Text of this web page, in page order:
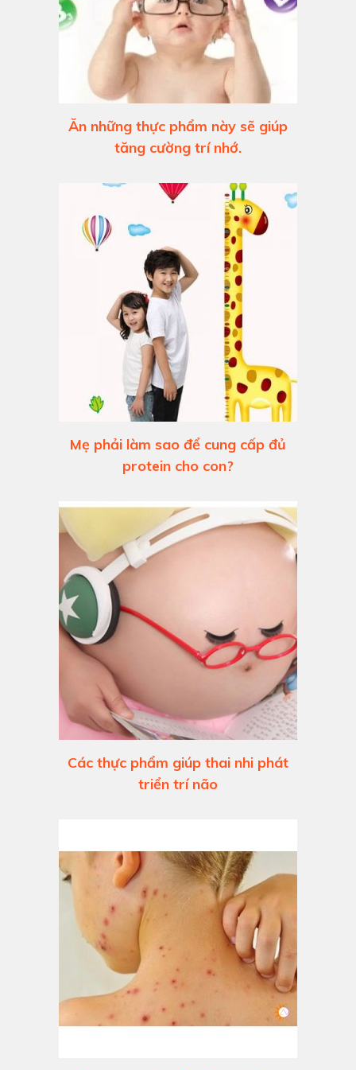
Ăn những thực phẩm này sẽ giúp
tăng cường trí nhớ.
Mẹ phải làm sao để cung cấp đủ
protein cho con?
Các thực phẩm giúp thai nhi phát
triển trí não